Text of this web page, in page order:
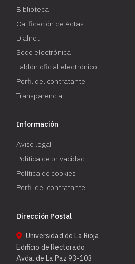
Biblioteca
Calificación de Actas
Dialnet
Sede electrónica
Tablón oficial electrónico
Perfil del contratante
Transparencia
Información
Aviso legal
Política de privacidad
Política de cookies
Perfil del contratante
Dirección Postal
Universidad de La Rioja
Edificio de Rectorado
Avda. de La Paz 93-103